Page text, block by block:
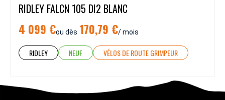
RIDLEY FALCN 105 DI2 BLANC
4 099 €ou dès 170,79 €/ mois
RIDLEY NEUF VÉLOS DE ROUTE GRIMPEUR